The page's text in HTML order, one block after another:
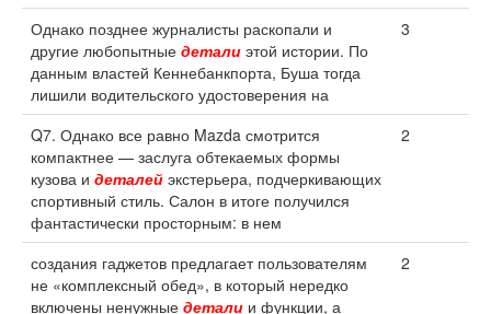
Однако позднее журналисты раскопали и
другие любопытные детали этой истории. По
данным властей Кеннебанкпорта, Буша тогда
лишили водительского удостоверения на
3
Q7. Однако все равно Mazda смотрится
компактнее — заслуга обтекаемых формы
кузова и деталей экстерьера, подчеркивающих
спортивный стиль. Салон в итоге получился
фантастически просторным: в нем
2
создания гаджетов предлагает пользователям
не «комплексный обед», в который нередко
включены ненужные детали и функции, а
2